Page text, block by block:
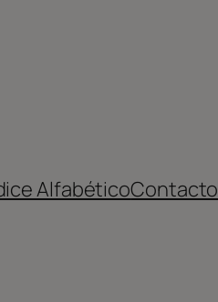
AlfabéticoContacto